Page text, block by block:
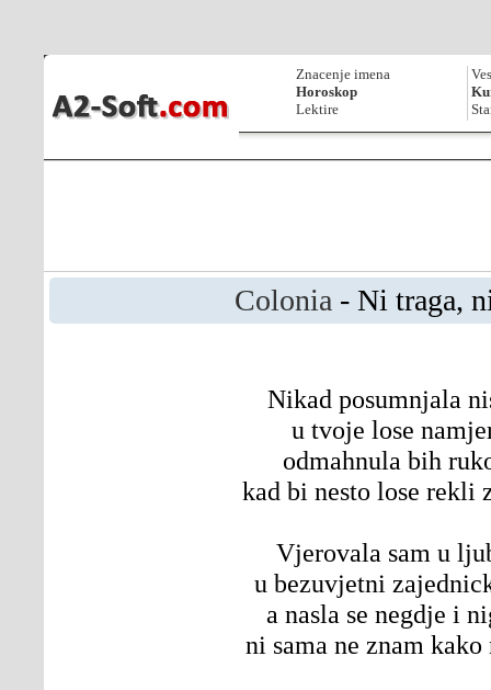
Znacenje imena
Horoskop
Lektire
Colonia - Ni traga,
Nikad posumnjala
u tvoje lose
odmahnula bih
kad bi nesto lose rekli
Vjerovala sam u
u bezuvjetni
a nasla se negdje i
ni sama ne znam kako